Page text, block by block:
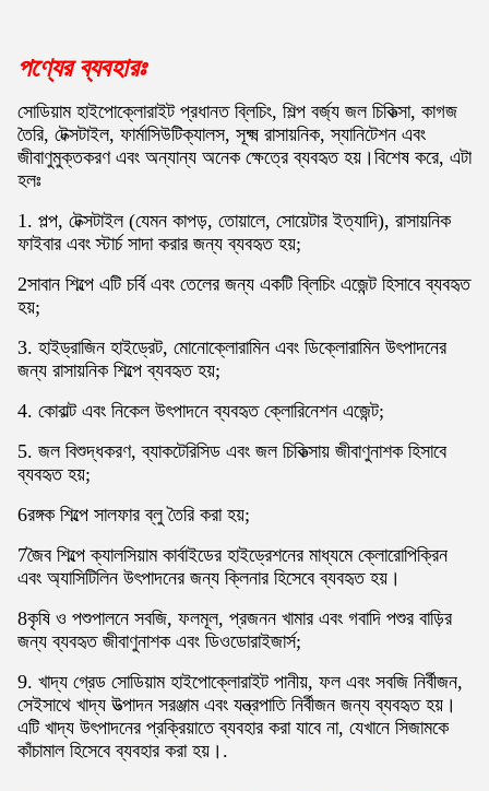
পণ্যের ব্যবহারঃ
সোডিয়াম হাইপোক্লোরাইট প্রধানত ব্লিচিং, শিল্প বর্জ্য জল চিকিত্সা, কাগজ
তৈরি, টেক্সটাইল, ফার্মাসিউটিক্যালস, সূক্ষ্ম রাসায়নিক, স্যানিটেশন এবং
জীবাণুমুক্তকরণ এবং অন্যান্য অনেক ক্ষেত্রে ব্যবহৃত হয়।বিশেষ করে, এটা
হলঃ
1. পল্প, টেক্সটাইল (যেমন কাপড়, তোয়ালে, সোয়েটার ইত্যাদি), রাসায়নিক
ফাইবার এবং স্টার্চ সাদা করার জন্য ব্যবহৃত হয়;
2সাবান শিল্পে এটি চর্বি এবং তেলের জন্য একটি ব্লিচিং এজেন্ট হিসাবে ব্যবহৃত
হয়;
3. হাইড্রাজিন হাইড্রেট, মোনোক্লোরামিন এবং ডিক্লোরামিন উৎপাদনের
জন্য রাসায়নিক শিল্পে ব্যবহৃত হয়;
4. কোবাল্ট এবং নিকেল উৎপাদনে ব্যবহৃত ক্লোরিনেশন এজেন্ট;
5. জল বিশুদ্ধকরণ, ব্যাকটেরিসিড এবং জল চিকিত্সায় জীবাণুনাশক হিসাবে
ব্যবহৃত হয়;
6রঙ্গক শিল্পে সালফার ব্লু তৈরি করা হয়;
7জৈব শিল্পে ক্যালসিয়াম কার্বাইডের হাইড্রেশনের মাধ্যমে ক্লোরোপিক্রিন
এবং অ্যাসিটিলিন উৎপাদনের জন্য ক্লিনার হিসেবে ব্যবহৃত হয়।
8কৃষি ও পশুপালনে সবজি, ফলমূল, প্রজনন খামার এবং গবাদি পশুর বাড়ির
জন্য ব্যবহৃত জীবাণুনাশক এবং ডিওডোরাইজার্স;
9. খাদ্য গ্রেড সোডিয়াম হাইপোক্লোরাইট পানীয়, ফল এবং সবজি নির্বীজন,
সেইসাথে খাদ্য উত্পাদন সরঞ্জাম এবং যন্ত্রপাতি নির্বীজন জন্য ব্যবহৃত হয়।
এটি খাদ্য উৎপাদনের প্রক্রিয়াতে ব্যবহার করা যাবে না, যেখানে সিজামকে
কাঁচামাল হিসেবে ব্যবহার করা হয়।.